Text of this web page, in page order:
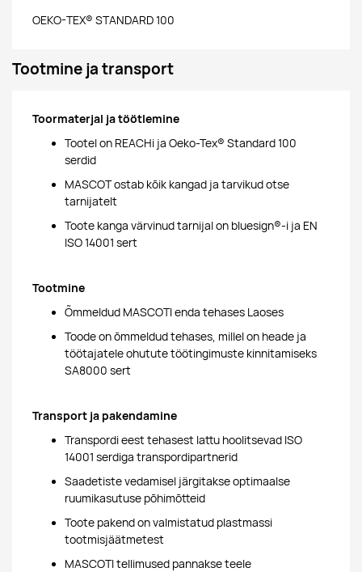
OEKO-TEX® STANDARD 100
Tootmine ja transport
Toormaterjal ja töötlemine
Tootel on REACHi ja Oeko-Tex® Standard 100
serdid
MASCOT ostab kõik kangad ja tarvikud otse
tarnijatelt
Toote kanga värvinud tarnijal on bluesign®-i ja EN
ISO 14001 sert
Tootmine
Õmmeldud MASCOTI enda tehases Laoses
Toode on õmmeldud tehases, millel on heade ja
töötajatele ohutute töötingimuste kinnitamiseks
SA8000 sert
Transport ja pakendamine
Transpordi eest tehasest lattu hoolitsevad ISO
14001 serdiga transpordipartnerid
Saadetiste vedamisel järgitakse optimaalse
ruumikasutuse põhimõtteid
Toote pakend on valmistatud plastmassi
tootmisjäätmetest
MASCOTI tellimused pannakse teele